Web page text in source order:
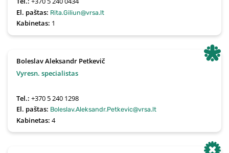
El. paštas: Rita.Giliun@vrsa.lt
Kabinetas: 1
Boleslav Aleksandr Petkevič
Vyresn. specialistas
Tel.:+370 5 240 1298
El. paštas: Boleslav.Aleksandr.Petkevic@vrsa.lt
Kabinetas:4